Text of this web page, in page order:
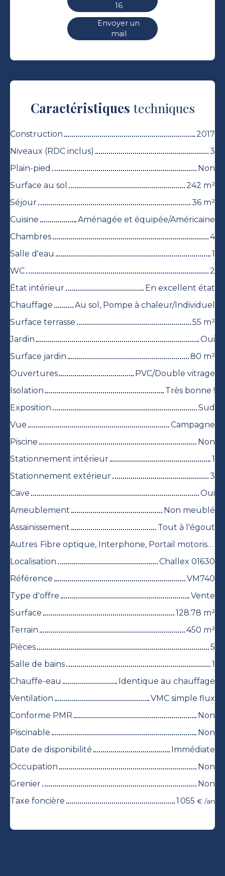
16
Envoyer un
mail
Caractéristiques techniques
Construction
2017
Niveaux (RDC inclus)
3
Plain-pied
Non
Surface au sol
242 m²
Séjour
36 m²
Cuisine
Aménagée et équipée/Américaine
Chambres
4
Salle d'eau
1
WC
2
État intérieur
En excellent état
Chauffage
Au sol, Pompe à chaleur/Individuel
Surface terrasse
55 m²
Jardin
Oui
Surface jardin
80 m²
Ouvertures
PVC/Double vitrage
Isolation
Très bonne !
Exposition
Sud
Vue
Campagne
Piscine
Non
Stationnement intérieur
1
Stationnement extérieur
3
Cave
Oui
Ameublement
Non meublé
Assainissement
Tout à l'égout
Autres
Fibre optique, Interphone, Portail motorisé, Volets électriques
Localisation
Challex 01630
Référence
VM740
Type d'offre
Vente
Surface
128.78 m²
Terrain
450 m²
Pièces
5
Salle de bains
1
Chauffe-eau
Identique au chauffage
Ventilation
VMC simple flux
Conforme PMR
Non
Piscinable
Non
Date de disponibilité
Immédiate
Occupation
Non
Grenier
Non
Taxe foncière
1 055 € /an